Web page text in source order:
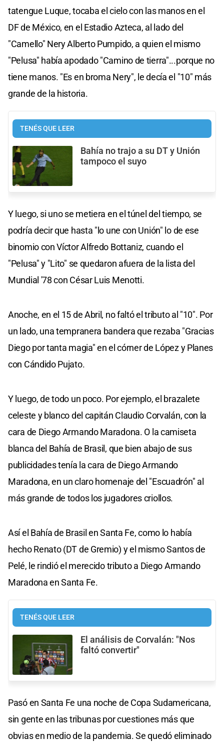
tatengue Luque, tocaba el cielo con las manos en el
DF de México, en el Estadio Azteca, al lado del
"Camello" Nery Alberto Pumpido, a quien el mismo
"Pelusa" había apodado "Camino de tierra"...porque no
tiene manos. "Es en broma Nery", le decía el "10" más
grande de la historia.
TENÉS QUE LEER
Bahía no trajo a su DT y Unión
tampoco el suyo
Y luego, si uno se metiera en el túnel del tiempo, se
podría decir que hasta "lo une con Unión" lo de ese
binomio con Víctor Alfredo Bottaniz, cuando el
"Pelusa" y "Lito" se quedaron afuera de la lista del
Mundial '78 con César Luis Menotti.
Anoche, en el 15 de Abril, no faltó el tributo al "10". Por
un lado, una tempranera bandera que rezaba "Gracias
Diego por tanta magia" en el córner de López y Planes
con Cándido Pujato.
Y luego, de todo un poco. Por ejemplo, el brazalete
celeste y blanco del capitán Claudio Corvalán, con la
cara de Diego Armando Maradona. O la camiseta
blanca del Bahía de Brasil, que bien abajo de sus
publicidades tenía la cara de Diego Armando
Maradona, en un claro homenaje del "Escuadrón" al
más grande de todos los jugadores criollos.
Así el Bahía de Brasil en Santa Fe, como lo había
hecho Renato (DT de Gremio) y el mismo Santos de
Pelé, le rindió el merecido tributo a Diego Armando
Maradona en Santa Fe.
TENÉS QUE LEER
El análisis de Corvalán: "Nos
faltó convertir"
Pasó en Santa Fe una noche de Copa Sudamericana,
sin gente en las tribunas por cuestiones más que
obvias en medio de la pandemia. Se quedó eliminado